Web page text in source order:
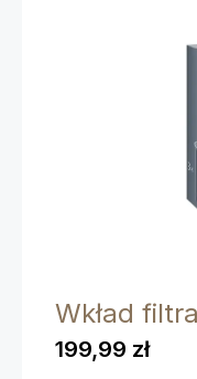
Wkład
199,99 zł